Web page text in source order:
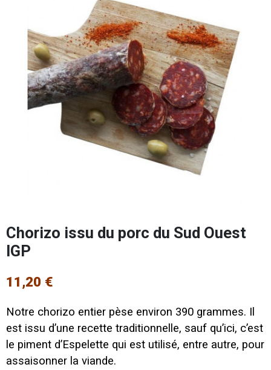
Chorizo issu du porc du Sud Ouest
IGP
11,20 €
Notre chorizo entier pèse environ 390 grammes. Il
est issu d’une recette traditionnelle, sauf qu’ici, c’est
le piment d’Espelette qui est utilisé, entre autre, pour
assaisonner la viande.